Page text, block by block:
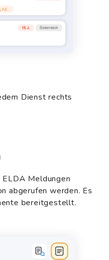
Dienst rechts
Meldungen
abgerufen werden. Es
bereitgestellt.